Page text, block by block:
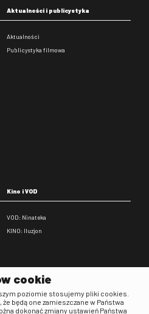
Aktualności i publicystyka
Aktualności
Publicystyka filmowa
Kino i VOD
VOD: Ninateka
KINO: Iluzjon
cookie
poziomie stosujemy pliki cookies.
będą one zamieszczane w Państwa
dokonać zmiany ustawień Państwa